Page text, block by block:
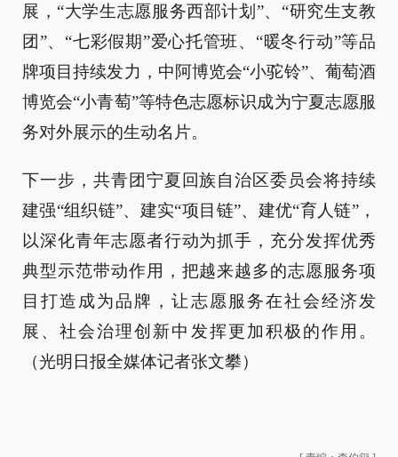
展，“大学生志愿服务西部计划”、“研究生支教
团”、“七彩假期”爱心托管班、“暖冬行动”等品
牌项目持续发力，中阿博览会“小驼铃”、葡萄酒
博览会“小青萄”等特色志愿标识成为宁夏志愿服
务对外展示的生动名片。
下一步，共青团宁夏回族自治区委员会将持续
建强“组织链”、建实“项目链”、建优“育人链”，
以深化青年志愿者行动为抓手，充分发挥优秀
典型示范带动作用，把越来越多的志愿服务项
目打造成为品牌，让志愿服务在社会经济发
展、社会治理创新中发挥更加积极的作用。
（光明日报全媒体记者张文攀）